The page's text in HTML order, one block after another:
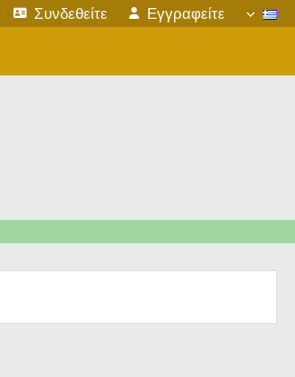
Συνδεθείτε Εγγραφείτε